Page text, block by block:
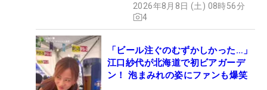
2026年8月8日 (土) 08時56分
4
「ビール注ぐのむずかしかった…」
江口紗代が北海道で初ビアガーデ
ン！ 泡まみれの姿にファンも爆笑